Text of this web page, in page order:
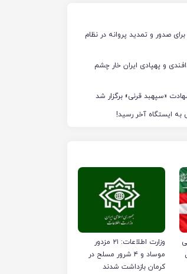
صدور و تمدید پروانه در نظام
و پهپادی ایران خار چشم
«سپهبد قرنی» برگزار شد
به ایستگاه آخر رسید!
وزارت اطلاعات: ۲۱ مزدور
موساد و ۴ شرور مسلح در
کرمان بازداشت شدند